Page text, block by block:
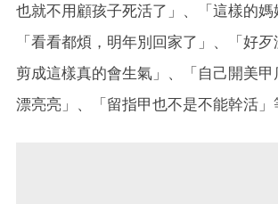
也就不用顧孩子死活了」、「這樣的媽
「看看都煩，明年別回家了」、「好
剪成這樣真的會生氣」、「自己開美
漂亮亮」、「留指甲也不是不能幹活」